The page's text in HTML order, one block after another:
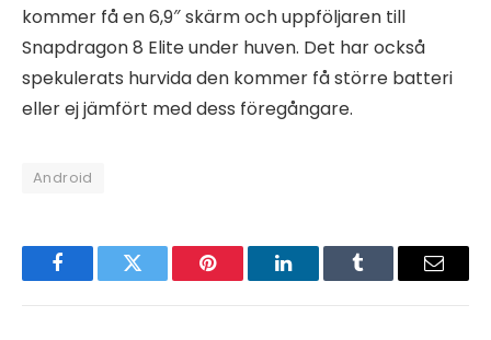
kommer få en 6,9″ skärm och uppföljaren till
Snapdragon 8 Elite under huven. Det har också
spekulerats hurvida den kommer få större batteri
eller ej jämfört med dess föregångare.
Android
FacebookTwitter Pinterest LinkedInTumblr Email